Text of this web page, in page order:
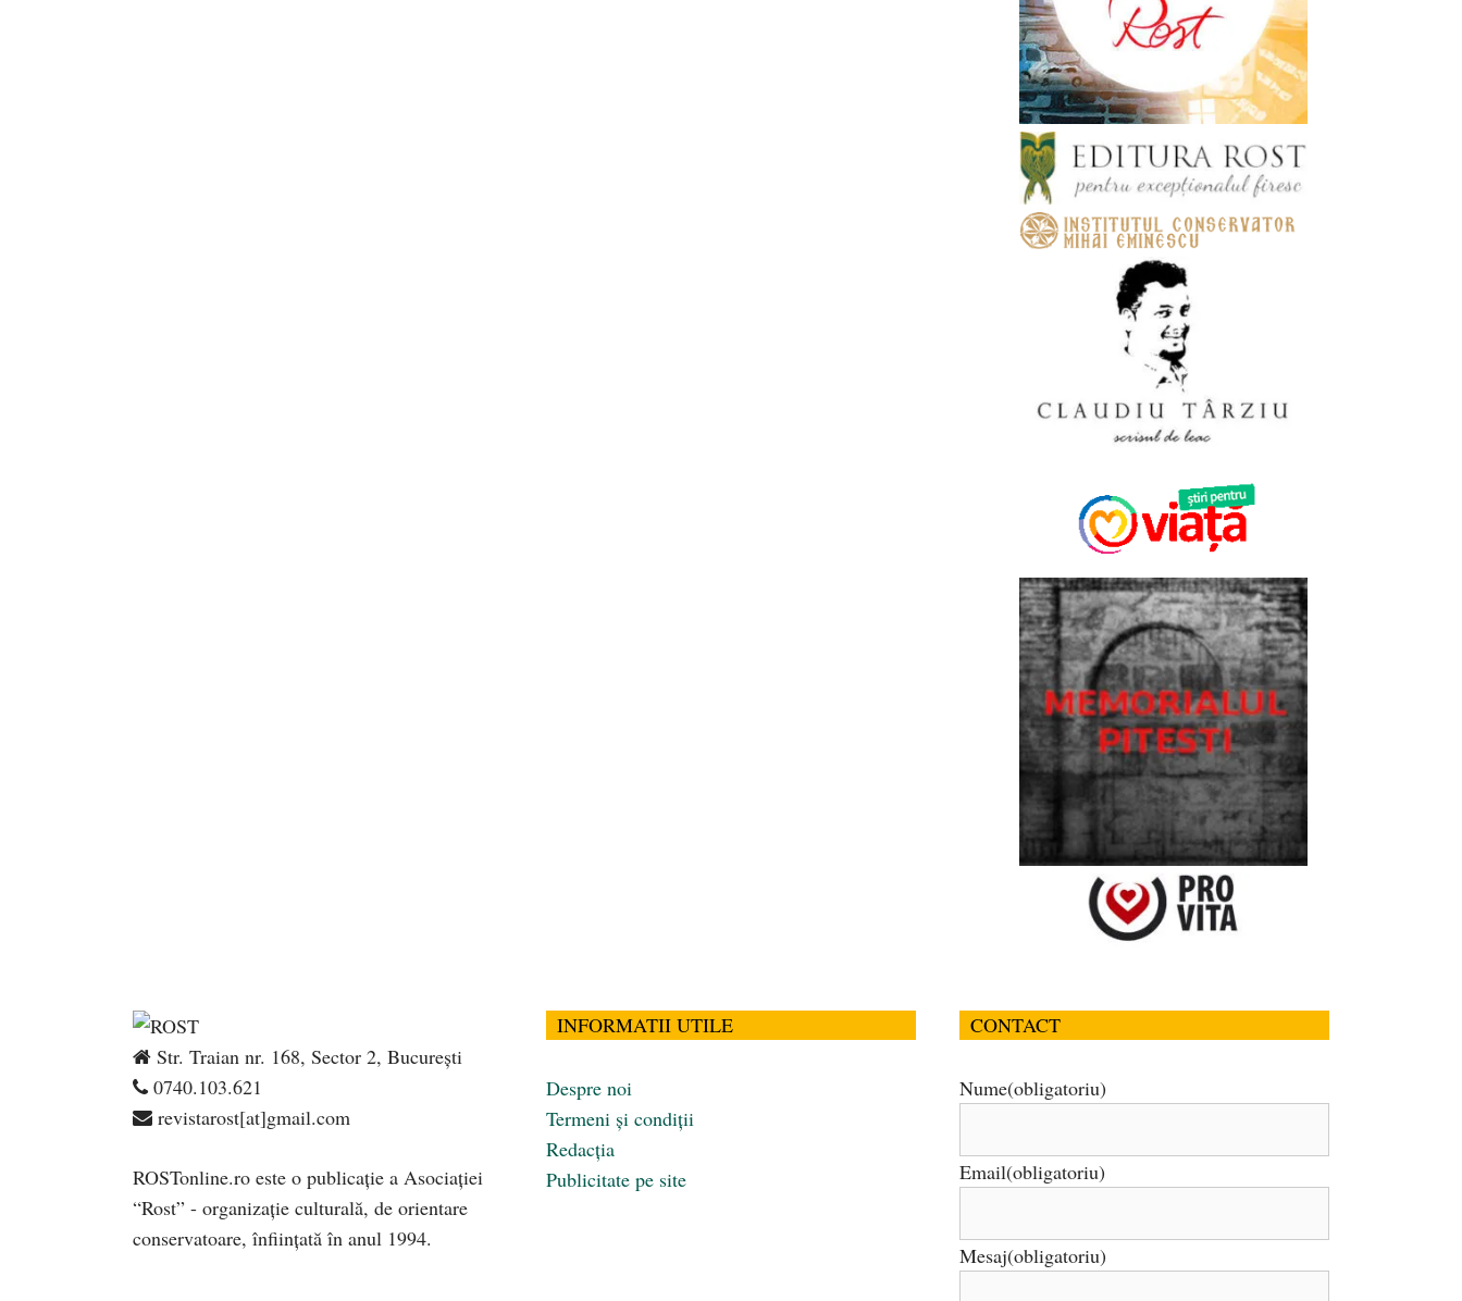
Str. Traian nr. 168, Sector 2, București
0740.103.621
revistarost[at]gmail.com
ROSTonline.ro este o publicaţie a Asociaţiei
“Rost” - organizaţie culturală, de orientare
conservatoare, înfiinţată în anul 1994.
INFORMATII UTILE
Despre noi
Termeni și condiții
Redacția
Publicitate pe site
CONTACT
Nume(obligatoriu)
Email(obligatoriu)
Mesaj(obligatoriu)